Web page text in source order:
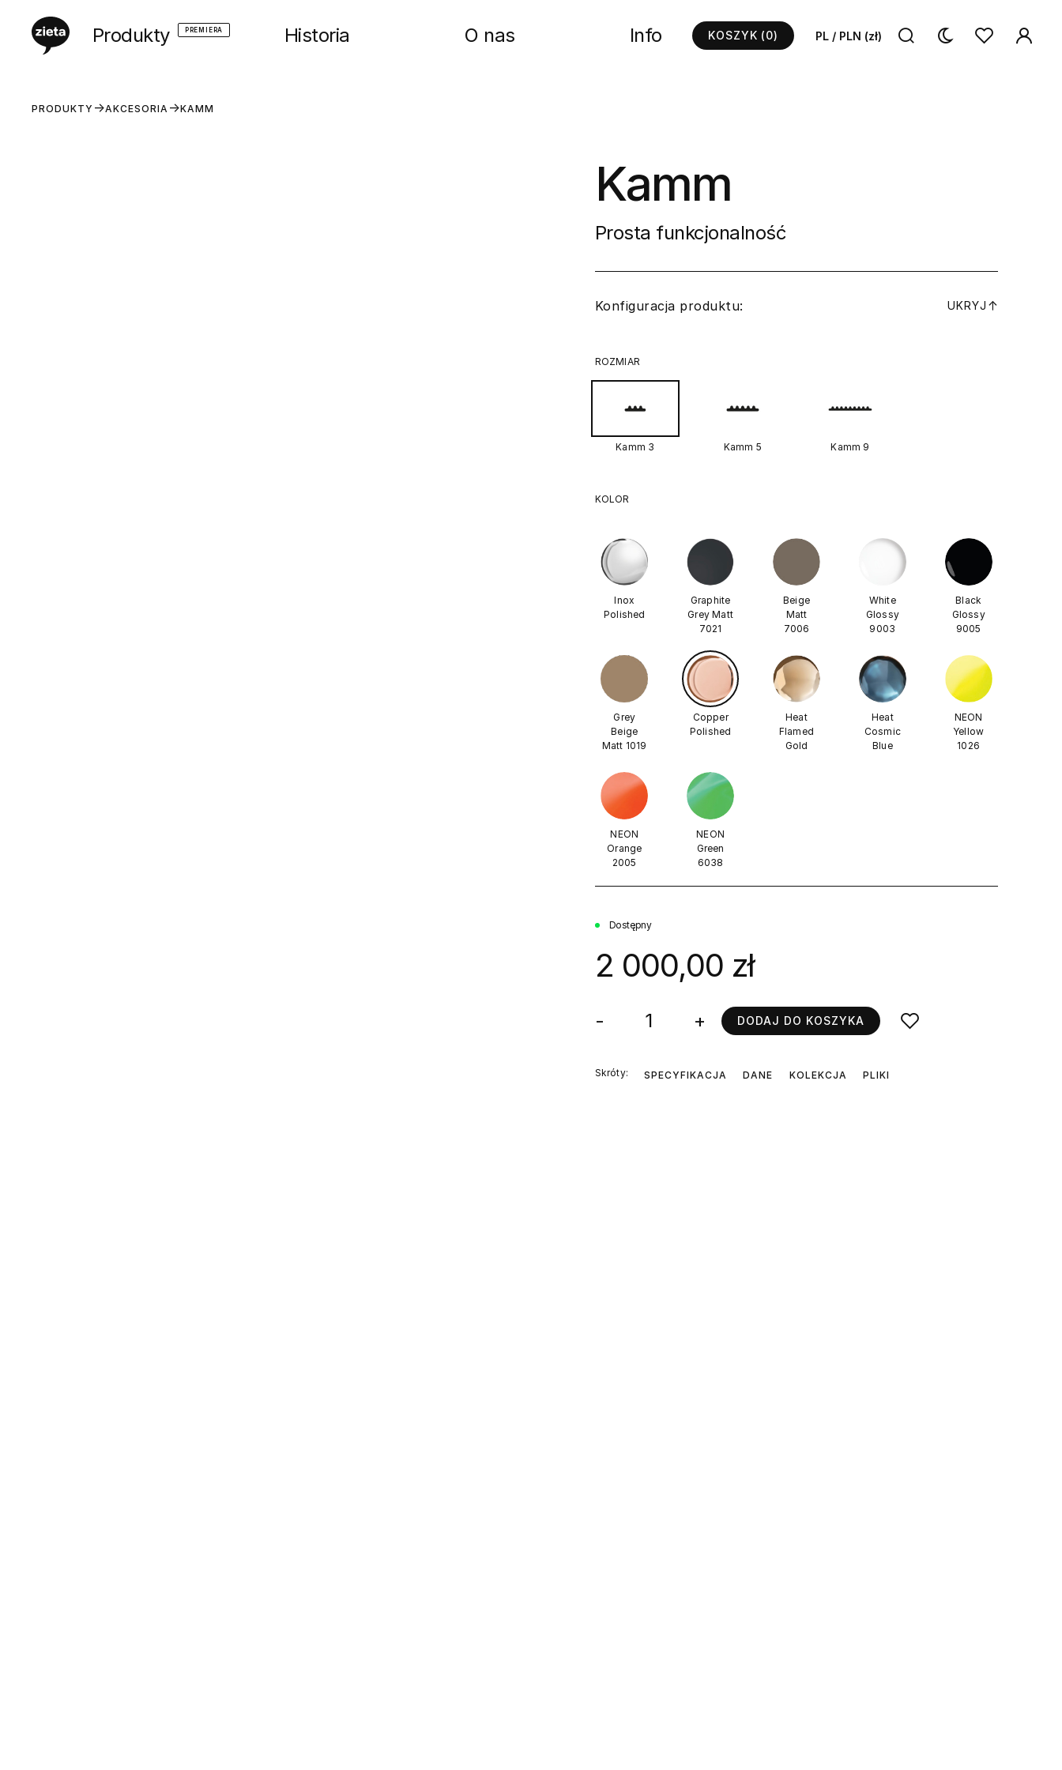
Produkty PREMIERA Historia O nas Info KOSZYK (0) PL / PLN (zł)
PRODUKTY AKCESORIA KAMM
Kamm
Prosta funkcjonalność
Konfiguracja produktu: UKRYJ ↓
ROZMIAR
Kamm 3 Kamm 5 Kamm 9
KOLOR
Inox
Polished
Graphite
Grey Matt
7021
Beige
Matt
7006
White
Glossy
9003
Black
Glossy
9005
Grey
Beige
Matt 1019
Copper
Polished
Heat
Flamed
Gold
Heat
Cosmic
Blue
NEON
Yellow
1026
NEON
Orange
2005
NEON
Green
6038
Dostępny
2 000,00 zł
- + DODAJ DO KOSZYKA
Skróty: SPECYFIKACJA DANE KOLEKCJA PLIKI